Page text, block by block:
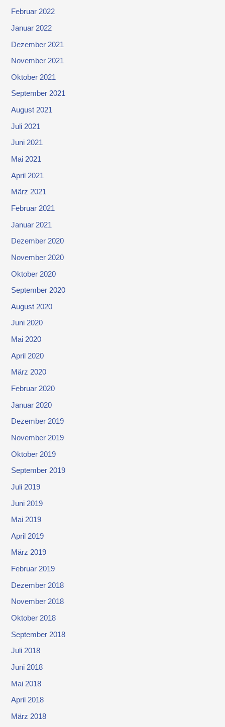
Februar 2022
Januar 2022
Dezember 2021
November 2021
Oktober 2021
September 2021
August 2021
Juli 2021
Juni 2021
Mai 2021
April 2021
März 2021
Februar 2021
Januar 2021
Dezember 2020
November 2020
Oktober 2020
September 2020
August 2020
Juni 2020
Mai 2020
April 2020
März 2020
Februar 2020
Januar 2020
Dezember 2019
November 2019
Oktober 2019
September 2019
Juli 2019
Juni 2019
Mai 2019
April 2019
März 2019
Februar 2019
Dezember 2018
November 2018
Oktober 2018
September 2018
Juli 2018
Juni 2018
Mai 2018
April 2018
März 2018